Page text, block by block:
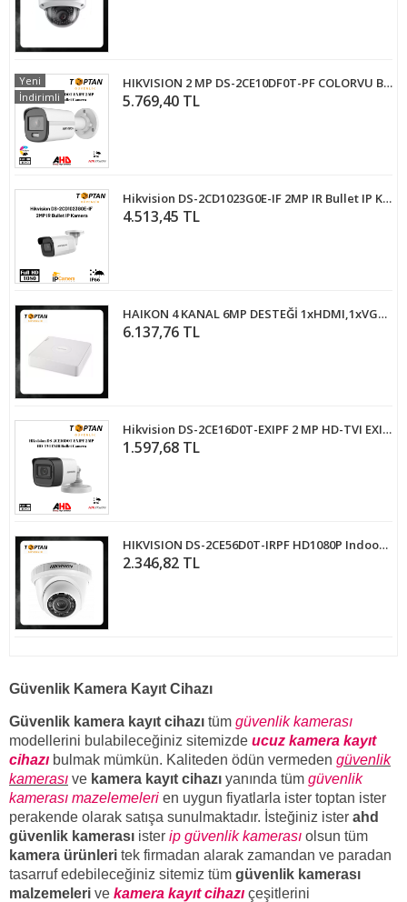
HIKVISION 2 MP DS-2CE10DF0T-PF COLORVU BULLET GÜVENLİK KAMERASI
5.769,40 TL
Yeni
İndirimli
Hikvision DS-2CD1023G0E-IF 2MP IR Bullet IP Kamera
4.513,45 TL
HAIKON 4 KANAL 6MP DESTEĞİ 1xHDMI,1xVGA,1 SATA NVR KAYIT CİHAZI (DS-7104NI-Q1)
6.137,76 TL
Hikvision DS-2CE16D0T-EXIPF 2 MP HD-TVI EXIR Bullet Camera
1.597,68 TL
HIKVISION DS-2CE56D0T-IRPF HD1080P Indoor IR Turret Kamera
2.346,82 TL
Güvenlik Kamera Kayıt Cihazı
Güvenlik kamera kayıt cihazı tüm güvenlik kamerası
modellerini bulabileceğiniz sitemizde ucuz kamera kayıt
cihazı bulmak mümkün. Kaliteden ödün vermeden güvenlik
kamerası ve kamera kayıt cihazı yanında tüm güvenlik
kamerası mazelemeleri en uygun fiyatlarla ister toptan ister
perakende olarak satışa sunulmaktadır. İsteğiniz ister ahd
güvenlik kamerası ister ip güvenlik kamerası olsun tüm
kamera ürünleri tek firmadan alarak zamandan ve paradan
tasarruf edebileceğiniz sitemiz tüm güvenlik kamerası
malzemeleri ve kamera kayıt cihazı çeşitlerini